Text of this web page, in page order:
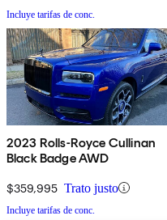
Incluye tarifas de conc.
2023 Rolls-Royce Cullinan
Black Badge AWD
$359,995 Trato justo
Incluye tarifas de conc.